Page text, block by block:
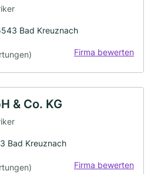
Bad Kreuznach
Firma bewerten
& Co. KG
Bad Kreuznach
Firma bewerten